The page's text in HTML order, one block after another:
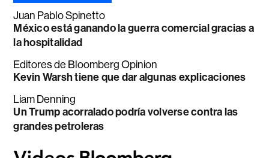
Juan Pablo Spinetto
México está ganando la guerra comercial gracias a
la hospitalidad
Editores de Bloomberg Opinion
Kevin Warsh tiene que dar algunas explicaciones
Liam Denning
Un Trump acorralado podría volverse contra las
grandes petroleras